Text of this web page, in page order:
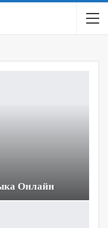
Онлайн